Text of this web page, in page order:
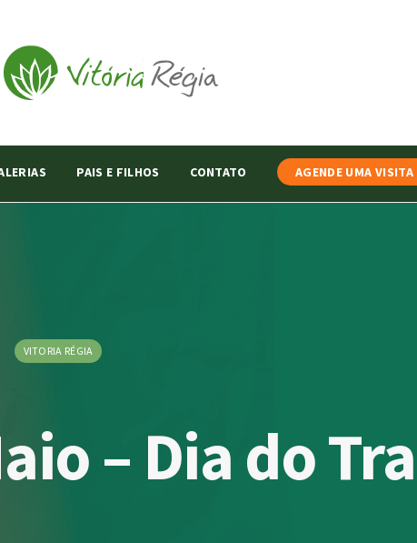
PAIS E FILHOS CONTATO AGENDE UMA VISITA
VITORIA RÉGIA
– Dia do